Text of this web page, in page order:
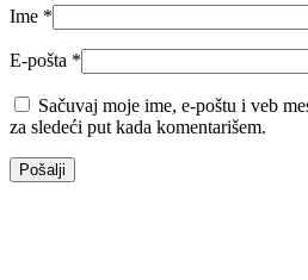
Ime *
E-pošta *
Sačuvaj moje ime, e-poštu i veb
za sledeći put kada komentarišem.